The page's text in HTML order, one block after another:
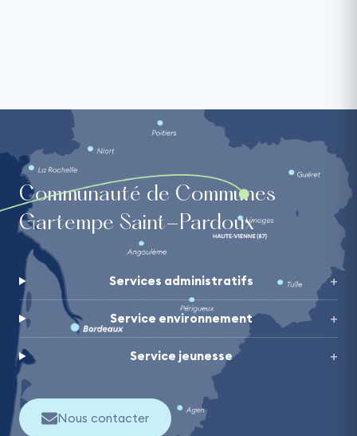
Communauté de Communes
Gartempe Saint-Pardoux
Services administratifs
Service environnement
Service jeunesse
Nous contacter